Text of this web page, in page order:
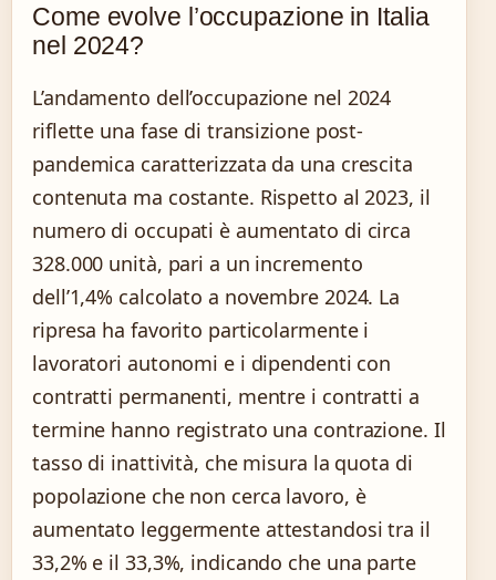
Come evolve l’occupazione in Italia
nel 2024?
L’andamento dell’occupazione nel 2024
riflette una fase di transizione post-
pandemica caratterizzata da una crescita
contenuta ma costante. Rispetto al 2023, il
numero di occupati è aumentato di circa
328.000 unità, pari a un incremento
dell’1,4% calcolato a novembre 2024. La
ripresa ha favorito particolarmente i
lavoratori autonomi e i dipendenti con
contratti permanenti, mentre i contratti a
termine hanno registrato una contrazione. Il
tasso di inattività, che misura la quota di
popolazione che non cerca lavoro, è
aumentato leggermente attestandosi tra il
33,2% e il 33,3%, indicando che una parte